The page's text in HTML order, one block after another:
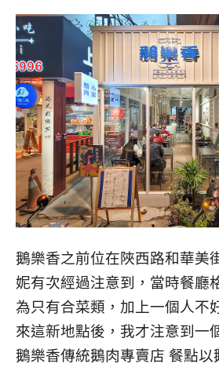
鵝樂香之前位在陜西路和華美
妮有次經過注意到，當時餐廳
為只有合菜類，加上一個人不
來這新地點後，我才注意到一
鵝樂香傳統鵝肉專賣店 餐點以